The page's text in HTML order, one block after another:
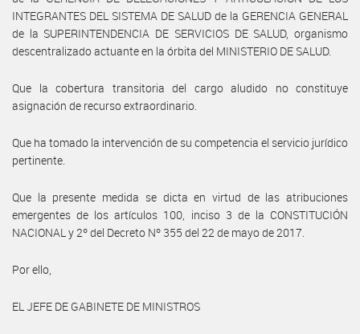
INTEGRANTES DEL SISTEMA DE SALUD de la GERENCIA GENERAL
de la SUPERINTENDENCIA DE SERVICIOS DE SALUD, organismo
descentralizado actuante en la órbita del MINISTERIO DE SALUD.
Que la cobertura transitoria del cargo aludido no constituye
asignación de recurso extraordinario.
Que ha tomado la intervención de su competencia el servicio jurídico
pertinente.
Que la presente medida se dicta en virtud de las atribuciones
emergentes de los artículos 100, inciso 3 de la CONSTITUCIÓN
NACIONAL y 2º del Decreto Nº 355 del 22 de mayo de 2017.
Por ello,
EL JEFE DE GABINETE DE MINISTROS